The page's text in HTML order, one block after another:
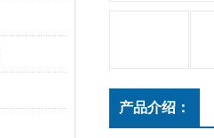
产品介绍：